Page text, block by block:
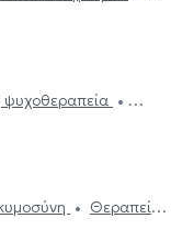
Ψυχολόγοι στα
ψυχοθεραπεία
με άνοια
Life
Θεραπεία